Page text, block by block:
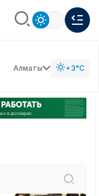
Алматы +3°C